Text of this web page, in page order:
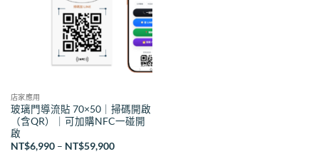
店家應用
玻璃門導流貼 70×50｜掃碼開啟
（含QR）｜可加購NFC一碰開
啟
NT$6,990 – NT$59,900價